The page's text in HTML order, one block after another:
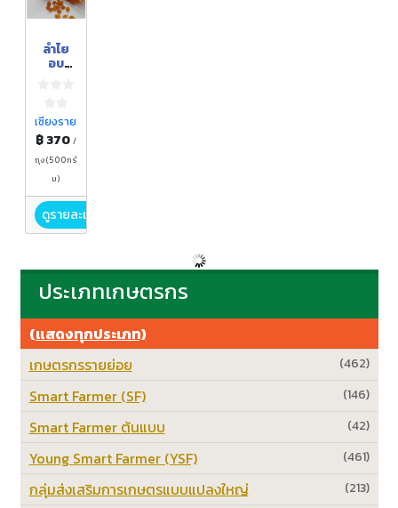
ลำไย
อบ
เชียงราย
฿ 370 /
ถุง(500กรั
ม)
ดูรายละเอียด
ประเภทเกษตรกร
(แสดงทุกประเภท)
(462)
เกษตรกรรายย่อย
(146)
Smart Farmer (SF)
(42)
Smart Farmer ต้นแบบ
(461)
Young Smart Farmer (YSF)
(213)
กลุ่มส่งเสริมการเกษตรแบบแปลงใหญ่